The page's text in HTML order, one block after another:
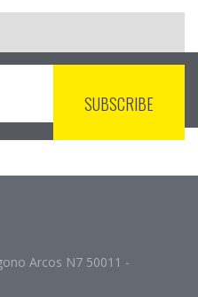
Arcos N7 50011 -